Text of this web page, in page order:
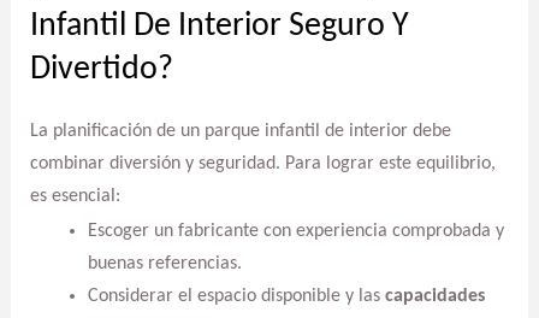
Infantil De Interior Seguro Y
Divertido?
La planificación de un parque infantil de interior debe
combinar diversión y seguridad. Para lograr este equilibrio,
es esencial:
Escoger un fabricante con experiencia comprobada y
buenas referencias.
Considerar el espacio disponible y las capacidades